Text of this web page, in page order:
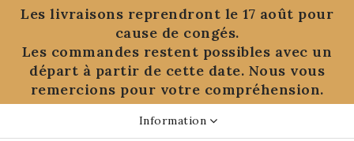
Les livraisons reprendront le 17 août pour
cause de congés.
Les commandes restent possibles avec un
départ à partir de cette date. Nous vous
remercions pour votre compréhension.
Information
Panneau de gestion des cookies